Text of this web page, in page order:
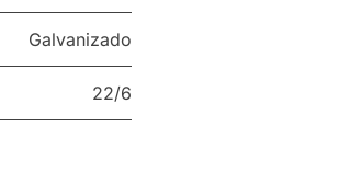
Galvanizado
22/6